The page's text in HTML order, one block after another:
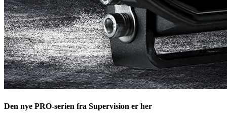
Den nye PRO-serien fra Supervision er her